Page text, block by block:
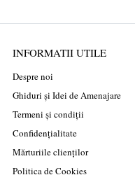
INFORMATII UTILE
Despre noi
Ghiduri și Idei de Amenajare
Termeni și condiții
Confidențialitate
Mărturiile clienților
Politica de Cookies